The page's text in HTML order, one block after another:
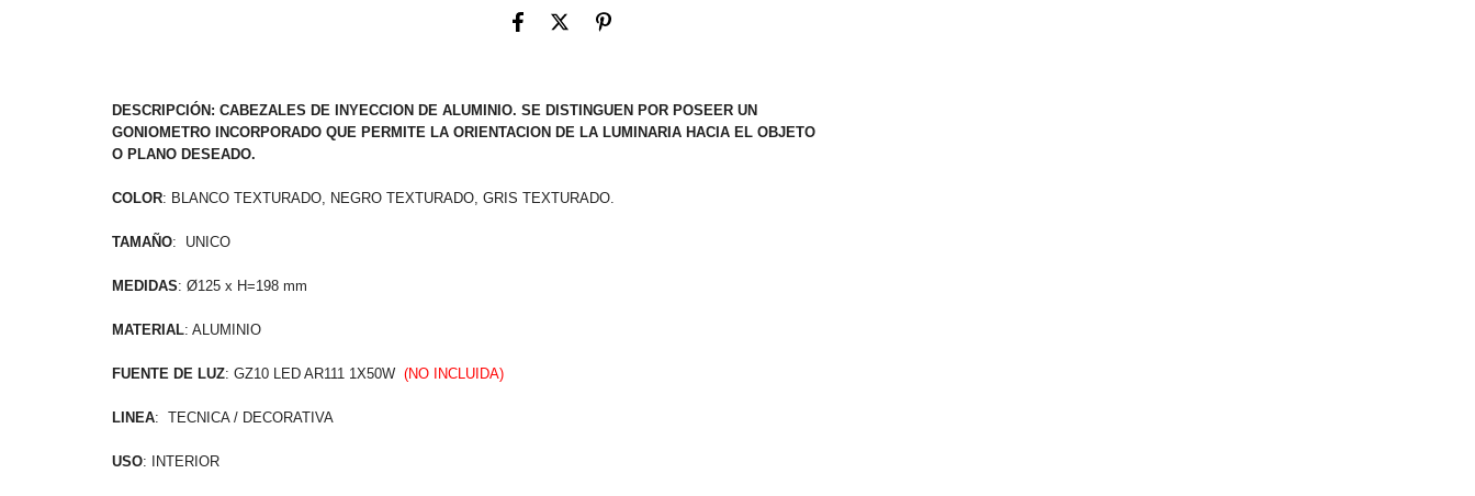
DESCRIPCIÓN: CABEZALES DE INYECCION DE ALUMINIO. SE DISTINGUEN POR POSEER UN
GONIOMETRO INCORPORADO QUE PERMITE LA ORIENTACION DE LA LUMINARIA HACIA EL OBJETO
O PLANO DESEADO.
COLOR: BLANCO TEXTURADO, NEGRO TEXTURADO, GRIS TEXTURADO.
TAMAÑO: UNICO
MEDIDAS: Ø125 x H=198 mm
MATERIAL: ALUMINIO
FUENTE DE LUZ: GZ10 LED AR111 1X50W (NO INCLUIDA)
LINEA: TECNICA / DECORATIVA
USO: INTERIOR